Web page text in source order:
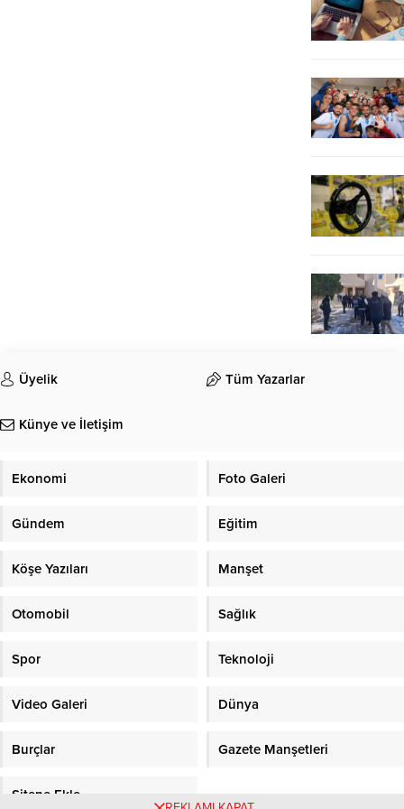
Üyelik Tüm Yazarlar
Künye ve İletişim
Ekonomi Foto Galeri
Gündem Eğitim
Köşe Yazıları Manşet
Otomobil Sağlık
Spor Teknoloji
Video Galeri Dünya
Burçlar Gazete Manşetleri
Sitene Ekle